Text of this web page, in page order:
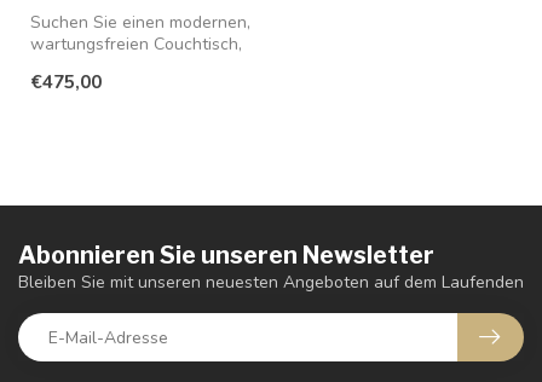
Suchen Sie einen modernen,
wartungsfreien Couchtisch,
€475,00
Abonnieren Sie unseren Newsletter
Bleiben Sie mit unseren neuesten Angeboten auf dem Laufenden